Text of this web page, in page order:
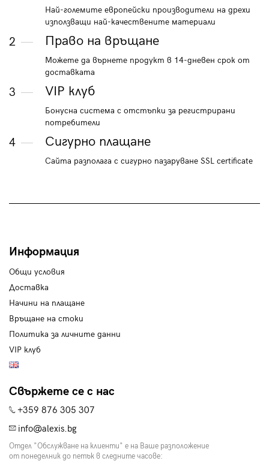
Най-големите европейски производители на дрехи
използващи най-качествените материали
2 Право на връщане
Можете да върнете продукт в 14-дневен срок от
доставката
3 VIP клуб
Бонусна система с отстъпки за регистрирани
потребители
4 Сигурно плащане
Сайта разполага с сигурно пазаруване SSL certificate
Информация
Общи условия
Доставка
Начини на плащане
Връщане на стоки
Политика за личните данни
VIP клуб
Свържете се с нас
+359 876 305 307
info@alexis.bg
Отдел "Обслужване на клиенти" е на Ваше разположение
от понеделник до петък в следните часове: